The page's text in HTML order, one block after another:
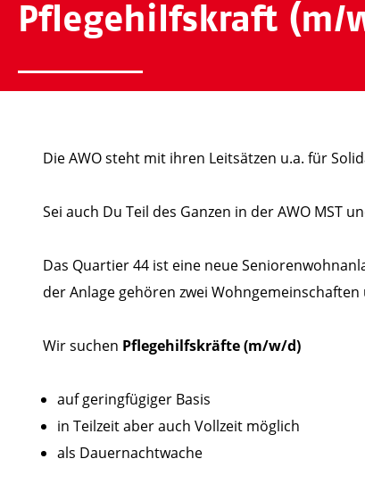
Pflegehilfskraft (m/
Die AWO steht mit ihren Leitsätzen u.a. für
Sei auch Du Teil des Ganzen in der AWO MST
Das Quartier 44 ist eine neue
der Anlage gehören zwei
Wir suchen Pflegehilfskräfte (m/w/d)
auf geringfügiger Basis
in Teilzeit aber auch Vollzeit möglich
als Dauernachtwache